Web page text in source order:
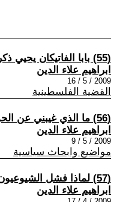
(55) بابا الفاتيكان يحيي ذكرى النكبة في الناصرة
ابراهيم علاء الدين
2009 / 5 / 16
القضية الفلسطينية
(56) ما الذي غيبني عن الحوار المتمدن
ابراهيم علاء الدين
2009 / 5 / 9
مواضيع وابحاث سياسية
(57) لماذا فشل الشيوعيون العرب (2)
ابراهيم علاء الدين